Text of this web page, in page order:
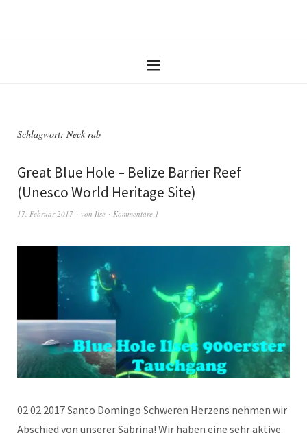
Schlagwort: Neck rab
Great Blue Hole – Belize Barrier Reef
(Unesco World Heritage Site)
17. Februar 2017 von Ilse Kommentare 1
02.02.2017 Santo Domingo Schweren Herzens nehmen wir
Abschied von unserer Sabrina! Wir haben eine sehr aktive